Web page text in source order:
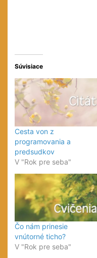
Súvisiace
Cesta von z
programovania a
predsudkov
V "Rok pre seba"
Čo nám prinesie
vnútorné ticho?
V "Rok pre seba"